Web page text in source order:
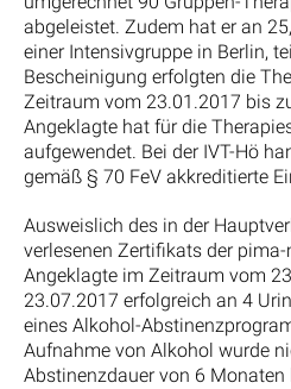
abgeleistet. Zudem hat er an
einer Intensivgruppe in Berlin,
Bescheinigung erfolgten die
Zeitraum vom 23.01.2017 bis
Angeklagte hat für die
aufgewendet. Bei der IVT-Hö
gemäß § 70 FeV akkreditierte
Ausweislich des in der
verlesenen Zertifikats der
Angeklagte im Zeitraum vom
23.07.2017 erfolgreich an 4
eines Alkohol-
Aufnahme von Alkohol wurde
Abstinenzdauer von 6 Monaten